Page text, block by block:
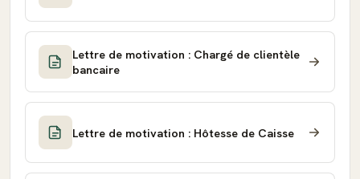
Lettre de motivation : Chargé de clientèle
bancaire
Lettre de motivation : Hôtesse de Caisse